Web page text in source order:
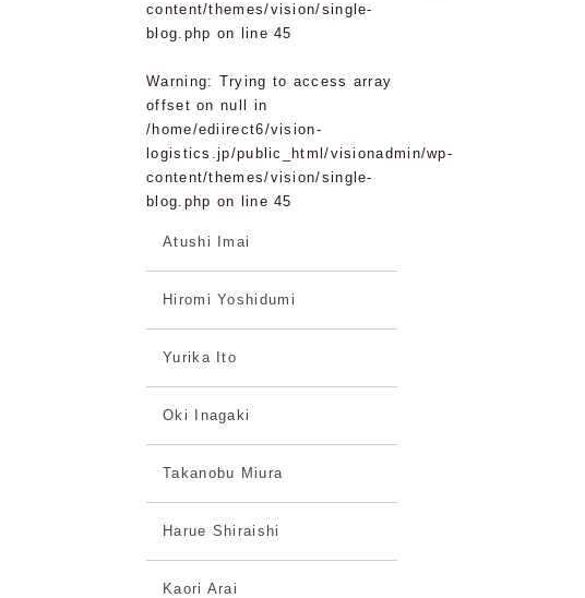
content/themes/vision/single-
blog.php on line45
Warning: Trying to access array
offset on null in
/home/ediirect6/vision-
logistics.jp/public_html/visionadmin/wp-
content/themes/vision/single-
blog.php on line45
Atushi Imai
Hiromi Yoshidumi
Yurika Ito
Oki Inagaki
Takanobu Miura
Harue Shiraishi
Kaori Arai